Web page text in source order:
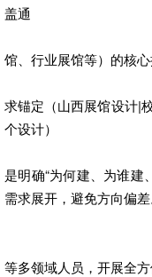
盖通
馆、行业展馆等）的核心
求锚定 （山西展馆设计|
个设计）
是明确“为何建、为谁建
需求展开，避免方向偏差
等多领域人员，开展全